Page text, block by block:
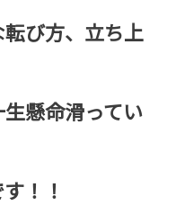
び方、立ち上
懸命滑ってい
！！